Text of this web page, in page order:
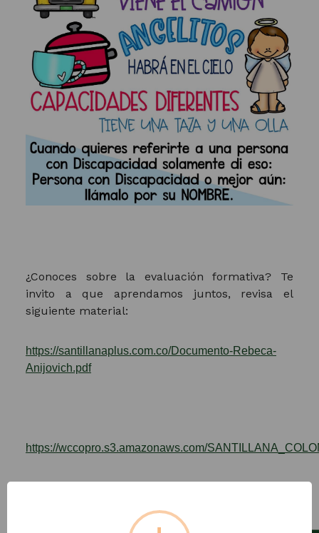
¿Conoces sobre la evaluación formativa? Te
invito a que aprendamos juntos, revisa el
siguiente material:
https://santillanaplus.com.co/Documento-Rebeca-
Anijovich.pdf
https://wccopro.s3.amazonaws.com/
Video conferencia: Rebeca Anijovich ¿Cómo